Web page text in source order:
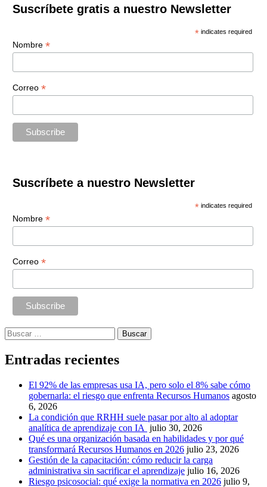
Suscríbete gratis a nuestro Newsletter
* indicates required
Nombre *
Correo *
Suscríbete a nuestro Newsletter
* indicates required
Nombre *
Correo *
Buscar:
Entradas recientes
El 92% de las empresas usa IA, pero solo el 8% sabe cómo
gobernarla: el riesgo que enfrenta Recursos Humanos agosto
6, 2026
La condición que RRHH suele pasar por alto al adoptar
analítica de aprendizaje con IA julio 30, 2026
Qué es una organización basada en habilidades y por qué
transformará Recursos Humanos en 2026 julio 23, 2026
Gestión de la capacitación: cómo reducir la carga
administrativa sin sacrificar el aprendizaje julio 16, 2026
Riesgo psicosocial: qué exige la normativa en 2026 julio 9,